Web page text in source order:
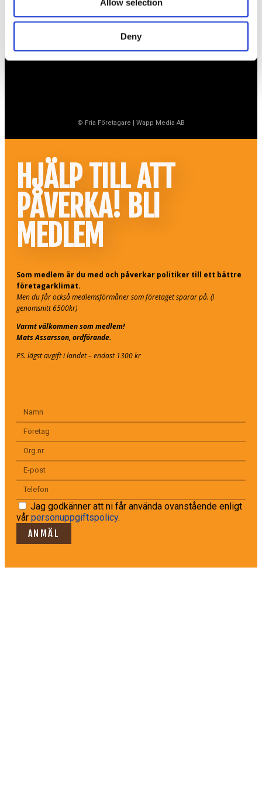
Allow selection
Deny
info@ff.se
© Fria Företagare | Wapp Media AB
HJÄLP TILL ATT
PÅVERKA! BLI
MEDLEM
Som medlem är du med och påverkar politiker till ett bättre
företagarklimat.
Men du får också medlemsförmåner som företaget sparar på. (I
genomsnitt 6500kr)
Varmt välkommen som medlem!
Mats Assarsson, ordförande.
PS. lägst avgift i landet – endast 1300 kr
Jag godkänner att ni får använda ovanstående enligt
vår personuppgiftspolicy.
ANMÄL